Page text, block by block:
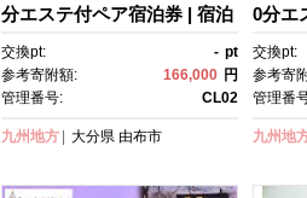
分エステ付ペア宿泊券 | 宿泊
券 宿泊 旅行券 温泉 観光 旅
行 ホテル 旅館 クーポン チケ
ット トラベルクーポン トラ
め 大分県 由布市 CL02
交換pt: - pt
参考寄附額:
166,000 円
管理番号:
CL02
九州地方 大分県 由布市
0分エ
券 |
泉 観
ーポ
気 お
交換pt:
参考寄
管理番
九州地